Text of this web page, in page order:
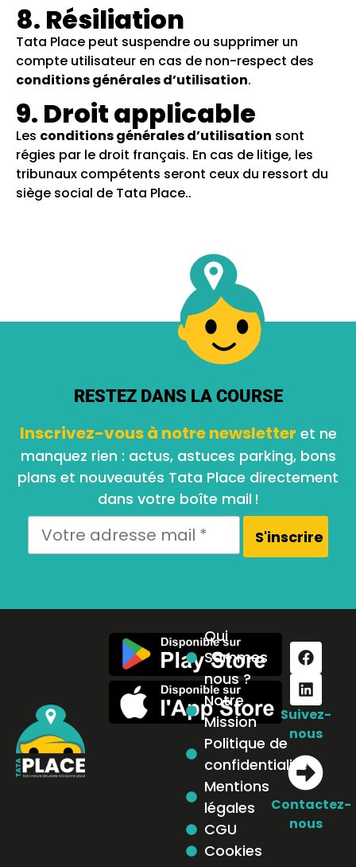
8. Résiliation
Tata Place peut suspendre ou supprimer un
compte utilisateur en cas de non-respect des
conditions générales d’utilisation.
9. Droit applicable
Les conditions générales d’utilisation sont
régies par le droit français. En cas de litige, les
tribunaux compétents seront ceux du ressort du
siège social de Tata Place..
RESTEZ DANS LA COURSE
Inscrivez-vous à notre newsletter et ne
manquez rien : actus, astuces parking, bons
plans et nouveautés Tata Place directement
dans votre boîte mail !
Qui
Sommes
nous ?
Notre
Mission
Politique de
confidentialité
Mentions
légales
CGU
Cookies
Suivez-
nous
Contactez-
nous